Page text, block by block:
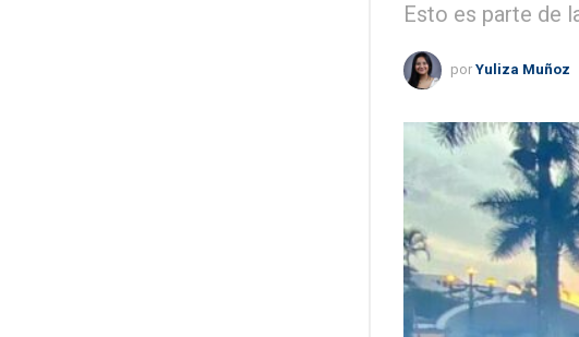
Esto es parte de
por Yuliza Muñoz